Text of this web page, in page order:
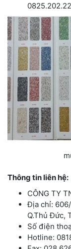
Thông tin liên hệ:
CÔNG TY
Địa chỉ:
Q.Thủ Đức,
Số điện
Hotline: